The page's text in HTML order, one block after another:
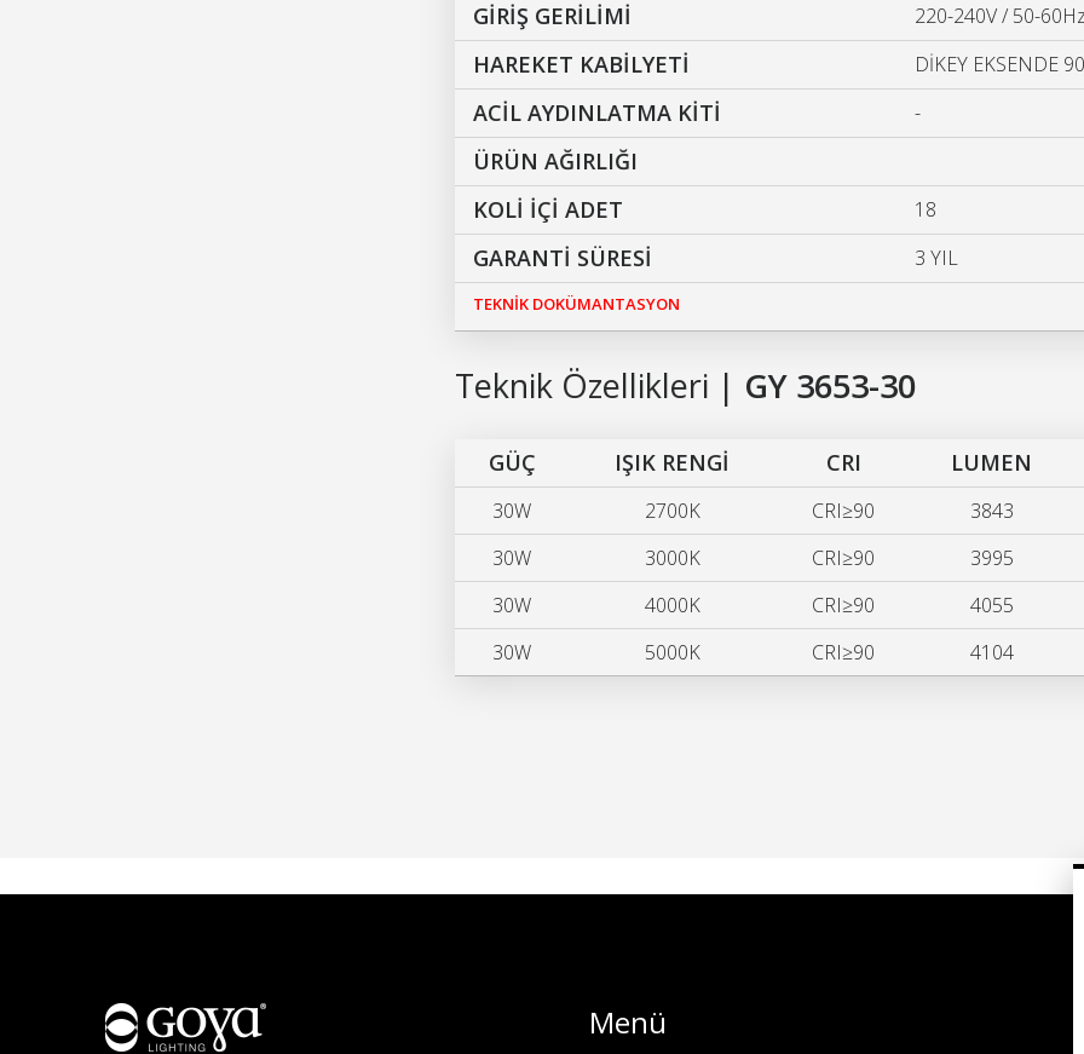
GİRİŞ GERİLİMİ 220-240V / 50-
HAREKET KABİLYETİ DİKEY EKSENDE
ACİL AYDINLATMA KİTİ -
ÜRÜN AĞIRLIĞI
KOLİ İÇİ ADET
18
GARANTİ SÜRESİ 3 YIL
TEKNİK DOKÜMANTASYON
Teknik Özellikleri | GY 3653-30
GÜÇ IŞIK RENGİ CRI LUMEN
30W 2700K CRI≥90
3843
30W
3000K CRI≥90
3995
30W
4000K CRI≥90
4055
30W
5000K CRI≥90 4104
Hakkımızda Menü